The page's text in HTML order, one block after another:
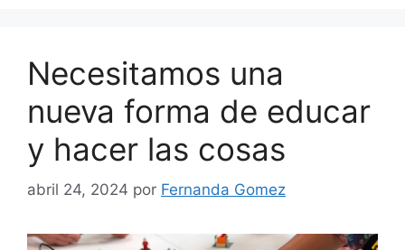
Necesitamos una
nueva forma de educar
y hacer las cosas
abril 24, 2024 por Fernanda Gomez